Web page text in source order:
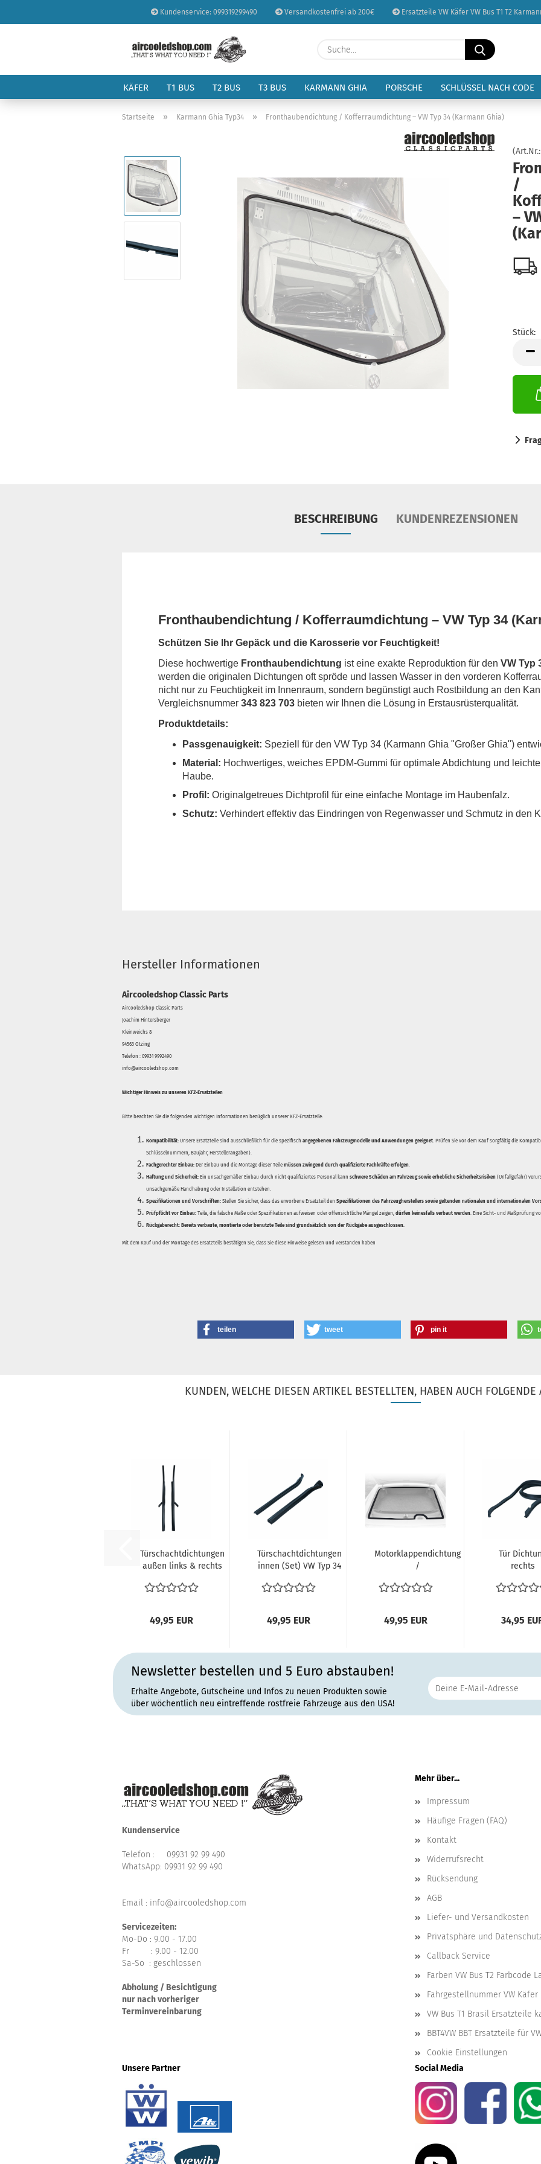
Kundenservice: 099319299490 Versandkostenfrei ab 200€ Ersatzteile VW Käfer VW Bus T1 T2
Sprache auswählen
Lieferland
Passwort
Konto erstellen
Passwort
Suche...
KÄFER T1 BUS T2 BUS T3 BUS KARMANN GHIA PORSCHE SCHLÜSSEL NACH CODE
Startseite » Karmann Ghia Typ34 » Fronthaubendichtung / Kofferraumdichtung – VW Typ 34 (Karmann Ghia)
(Art.Nr.:
/
–
Stück:
Stück
BESCHREIBUNG KUNDENREZENSIONEN
Fronthaubendichtung / Kofferraumdichtung – VW Typ 34
Schützen Sie Ihr Gepäck und die Karosserie vor Feuchtigkeit!
Diese hochwertige Fronthaubendichtung ist eine exakte Reproduktion für den VW Typ
werden die originalen Dichtungen oft spröde und lassen Wasser in den vorderen
nicht nur zu Feuchtigkeit im Innenraum, sondern begünstigt auch Rostbildung an den
Vergleichsnummer 343 823 703 bieten wir Ihnen die Lösung in Erstausrüsterqualität.
Produktdetails:
Passgenauigkeit: Speziell für den VW Typ 34 (Karmann Ghia "Großer Ghia")
Material: Hochwertiges, weiches EPDM-Gummi für optimale Abdichtung und
Haube.
Profil: Originalgetreues Dichtprofil für eine einfache Montage im Haubenfalz.
Schutz: Verhindert effektiv das Eindringen von Regenwasser und Schmutz in den
Hersteller Informationen
Aircooledshop Classic Parts
Aircooledshop Classic Parts
Joachim Hintersberger
Kleinweichs 8
94563 Otzing
Telefon : 09931 9992490
info@aircooledshop.com
Wichtiger Hinweis zu unseren KFZ-Ersatzteilen
Bitte beachten Sie die folgenden wichtigen Informationen bezüglich unserer KFZ-Ersatzteile:
Kompatibilität: Unsere Ersatzteile sind ausschließlich für die spezifisch angegebenen Fahrzeugmodelle und Anwendungen geeignet. Prüfen Sie vor dem Kauf sorgfältig die
Schlüsselnummern, Baujahr, Herstellerangaben).
Fachgerechter Einbau: Der Einbau und die Montage dieser Teile müssen zwingend durch qualifizierte Fachkräfte erfolgen.
Haftung und Sicherheit: Ein unsachgemäßer Einbau durch nicht qualifiziertes Personal kann schwere Schäden am Fahrzeug sowie erhebliche Sicherheitsrisiken (Unfallgefahr)
unsachgemäße Handhabung oder Installation entstehen.
Spezifikationen und Vorschriften: Stellen Sie sicher, dass das erworbene Ersatzteil den Spezifikationen des Fahrzeugherstellers sowie geltenden nationalen und internationalen
Prüfpflicht vor Einbau: Teile, die falsche Maße oder Spezifikationen aufweisen oder offensichtliche Mängel zeigen, dürfen keinesfalls verbaut werden. Eine Sicht- und Maßprüfung
Rückgaberecht: Bereits verbaute, montierte oder benutzte Teile sind grundsätzlich von der Rückgabe ausgeschlossen.
Mit dem Kauf und der Montage des Ersatzteils bestätigen Sie, dass Sie diese Hinweise gelesen und verstanden haben
teilen tweet pin it
KUNDEN, WELCHE DIESEN ARTIKEL BESTELLTEN, HABEN AUCH FOLGENDE
Türschachtdichtungen
außen links & rechts
49,95 EUR
Türschachtdichtungen
innen (Set) VW Typ 34
49,95 EUR
Motorklappendichtung
/
hinten...
49,95 EUR
Tür
rechts
Türdichtung
34,95
Newsletter bestellen und 5 Euro abstauben!
Erhalte Angebote, Gutscheine und Infos zu neuen Produkten sowie
über wöchentlich neu eintreffende rostfreie Fahrzeuge aus den USA!
Kundenservice
Telefon : 09931 92 99 490
WhatsApp: 09931 92 99 490
Email : info@aircooledshop.com
Servicezeiten:
Mo-Do : 9.00 - 17.00
Fr : 9.00 - 12.00
Sa-So : geschlossen
Abholung / Besichtigung
nur nach vorheriger
Terminvereinbarung
Mehr über...
Impressum
Häufige Fragen (FAQ)
Kontakt
Widerrufsrecht
Rücksendung
AGB
Liefer- und Versandkosten
Privatsphäre und
Callback Service
Farben VW Bus T2 Farbcode
Fahrgestellnummer VW Käfer
VW Bus T1 Brasil Ersatzteile
BBT4VW BBT Ersatzteile für
Cookie Einstellungen
Unsere Partner
Social Media